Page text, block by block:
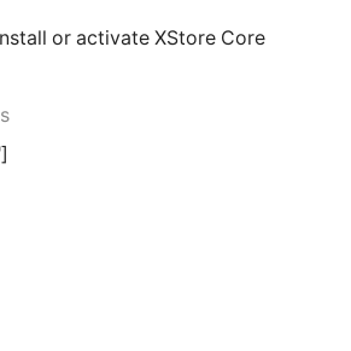
or activate XStore Core